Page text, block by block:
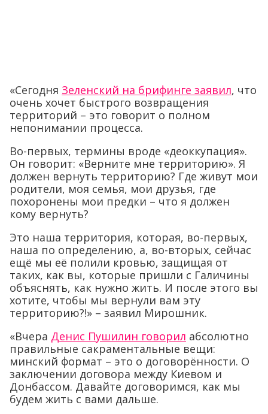
«Сегодня Зеленский на брифинге заявил, что
очень хочет быстрого возвращения
территорий – это говорит о полном
непонимании процесса.
Во-первых, термины вроде «деоккупация».
Он говорит: «Верните мне территорию». Я
должен вернуть территорию? Где живут мои
родители, моя семья, мои друзья, где
похоронены мои предки – что я должен
кому вернуть?
Это наша территория, которая, во-первых,
наша по определению, а, во-вторых, сейчас
ещё мы её полили кровью, защищая от
таких, как вы, которые пришли с Галичины
объяснять, как нужно жить. И после этого вы
хотите, чтобы мы вернули вам эту
территорию?!» – заявил Мирошник.
«Вчера Денис Пушилин говорил абсолютно
правильные сакраментальные вещи:
минский формат – это о договорённости. О
заключении договора между Киевом и
Донбассом. Давайте договоримся, как мы
будем жить с вами дальше.